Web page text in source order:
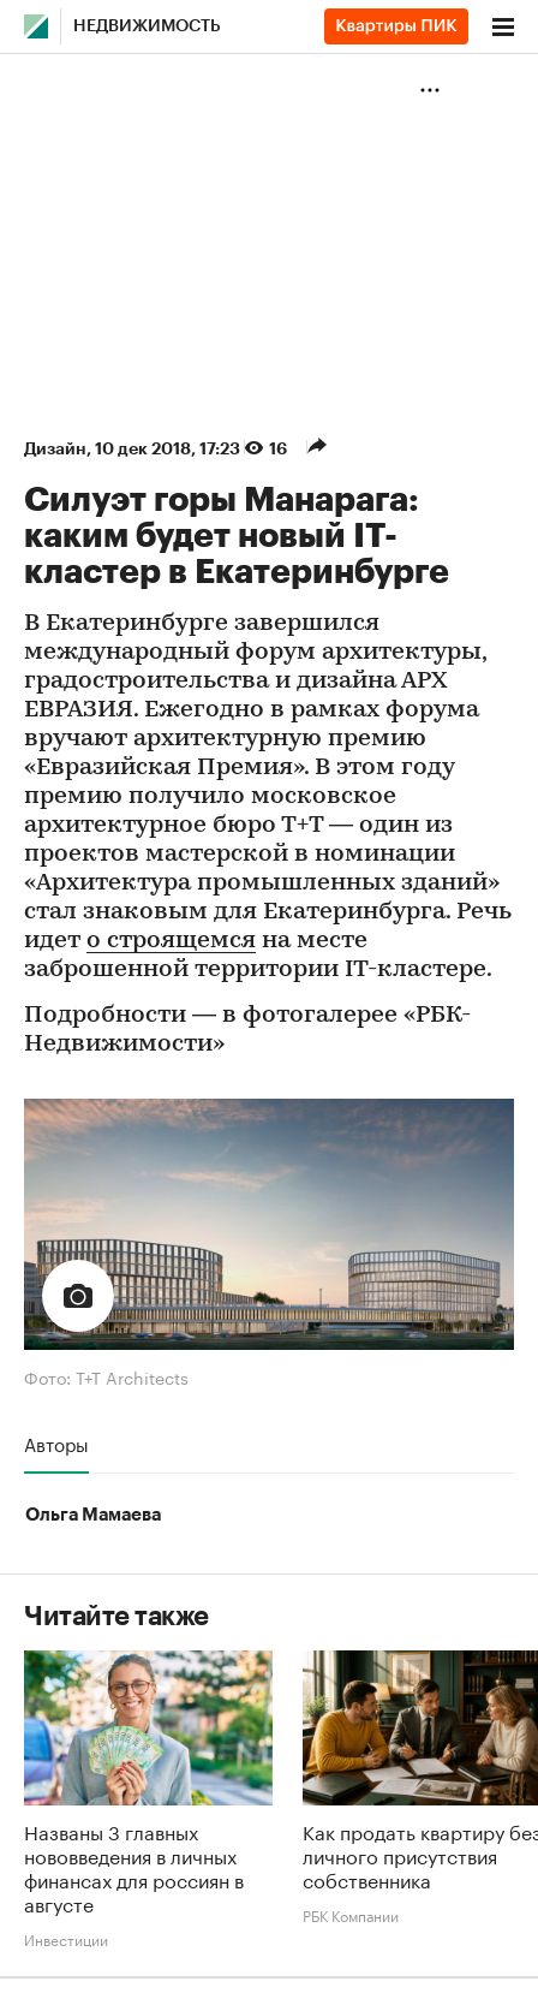
НЕДВИЖИМОСТЬ
Дизайн⁠, 10 дек 2018, 17:23 16
Силуэт горы Манарага:
каким будет новый IT-
кластер в Екатеринбурге
В Екатеринбурге завершился
международный форум архитектуры,
градостроительства и дизайна АРХ
ЕВРАЗИЯ. Ежегодно в рамках форума
вручают архитектурную премию
«Евразийская Премия». В этом году
премию получило московское
архитектурное бюро Т+Т — один из
проектов мастерской в номинации
«Архитектура промышленных зданий»
стал знаковым для Екатеринбурга. Речь
идет о строящемся на месте
заброшенной территории IT-кластере.
Подробности — в фотогалерее «РБК-
Недвижимости»
Фото: T+T Architects
Авторы
Ольга Мамаева
Читайте также
Названы 3 главных
нововведения в личных
финансах для россиян в
августе
Инвестиции
Как продать квартиру
личного присутствия
собственника
РБК Компании